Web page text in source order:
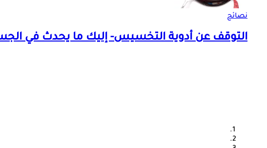
نصائح
التوقف عن أدوية التخسيس- إليك ما يحدث في